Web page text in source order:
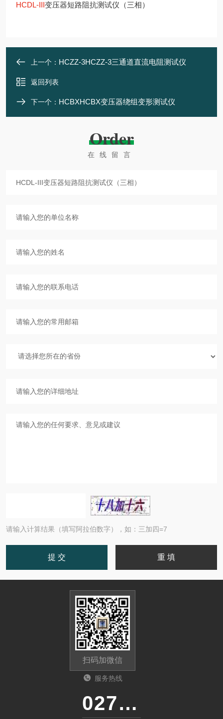
HCDL-III变压器短路阻抗测试仪（三相）
上一个： HCZZ-3HCZZ-3三通道直流电阻测试仪
返回列表
下一个： HCBXHCBX变压器绕组变形测试仪
Order
在线留言
请输入计算结果（填写阿拉伯数字），如：三加四=7
扫码加微信
服务热线
027-86536268